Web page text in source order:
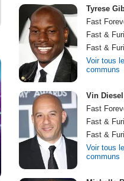
Tyrese
Fast
Fast &
Fast &
Voir tous
communs
Vin Diesel
Fast
Fast &
Fast &
Voir tous
communs